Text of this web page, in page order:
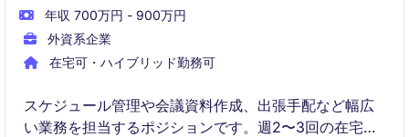
年収 700万円 - 900万円
外資系企業
在宅可・ハイブリッド勤務可
スケジュール管理や会議資料作成、出張手配など幅広
い業務を担当するポジションです。週2〜3回の在宅勤